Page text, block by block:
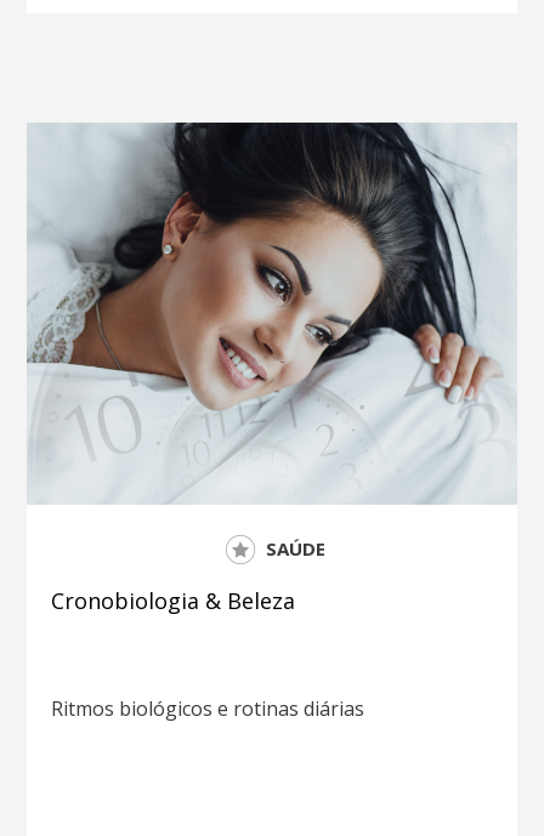
SAÚDE
Cronobiologia & Beleza
Ritmos biológicos e rotinas diárias